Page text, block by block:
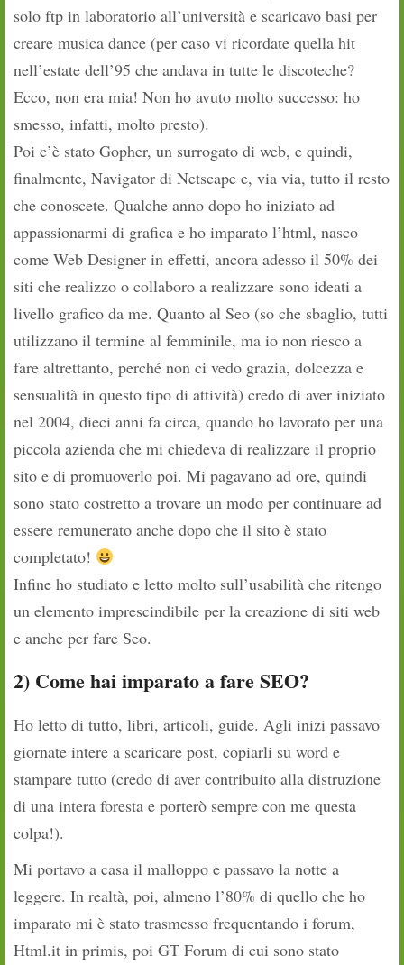
solo ftp in laboratorio all’università e scaricavo basi per
creare musica dance (per caso vi ricordate quella hit
nell’estate dell’95 che andava in tutte le discoteche?
Ecco, non era mia! Non ho avuto molto successo: ho
smesso, infatti, molto presto).
Poi c’è stato Gopher, un surrogato di web, e quindi,
finalmente, Navigator di Netscape e, via via, tutto il resto
che conoscete. Qualche anno dopo ho iniziato ad
appassionarmi di grafica e ho imparato l’html, nasco
come Web Designer in effetti, ancora adesso il 50% dei
siti che realizzo o collaboro a realizzare sono ideati a
livello grafico da me. Quanto al Seo (so che sbaglio, tutti
utilizzano il termine al femminile, ma io non riesco a
fare altrettanto, perché non ci vedo grazia, dolcezza e
sensualità in questo tipo di attività) credo di aver iniziato
nel 2004, dieci anni fa circa, quando ho lavorato per una
piccola azienda che mi chiedeva di realizzare il proprio
sito e di promuoverlo poi. Mi pagavano ad ore, quindi
sono stato costretto a trovare un modo per continuare ad
essere remunerato anche dopo che il sito è stato
completato!
Infine ho studiato e letto molto sull’usabilità che ritengo
un elemento imprescindibile per la creazione di siti web
e anche per fare Seo.
2) Come hai imparato a fare SEO?
Ho letto di tutto, libri, articoli, guide. Agli inizi passavo
giornate intere a scaricare post, copiarli su word e
stampare tutto (credo di aver contribuito alla distruzione
di una intera foresta e porterò sempre con me questa
colpa!).
Mi portavo a casa il malloppo e passavo la notte a
leggere. In realtà, poi, almeno l’80% di quello che ho
imparato mi è stato trasmesso frequentando i forum,
Html.it in primis, poi GT Forum di cui sono stato